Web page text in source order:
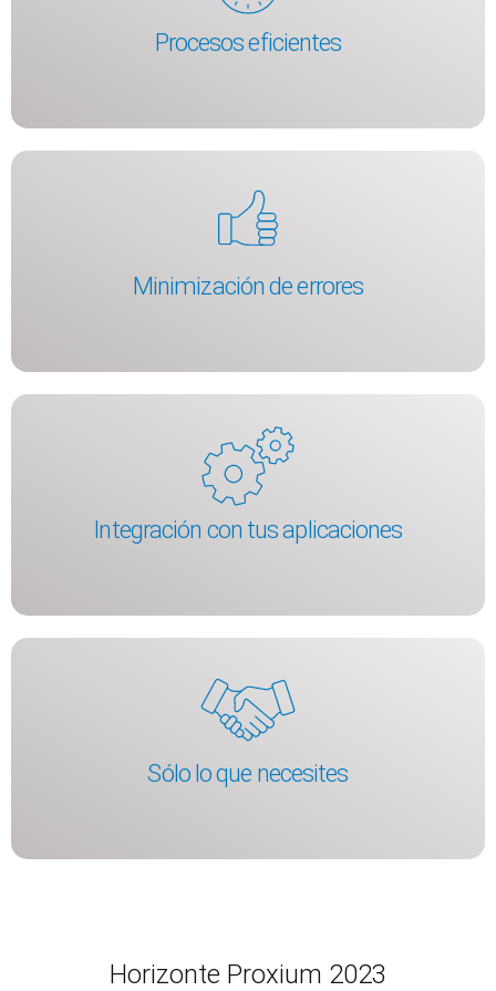
Procesos eficientes
Minimización de errores
Integración con tus aplicaciones
Sólo lo que necesites
Horizonte Proxium 2023